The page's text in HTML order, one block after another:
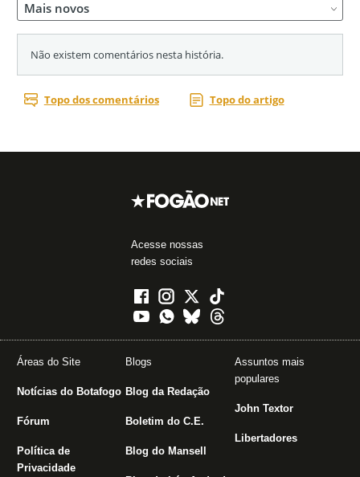
Acesse nossas
redes sociais
Áreas do Site
Notícias do Botafogo
Fórum
Política de
Privacidade
Blogs
Blog da Redação
Boletim do C.E.
Blog do Mansell
Assuntos mais
populares
John Textor
Libertadores